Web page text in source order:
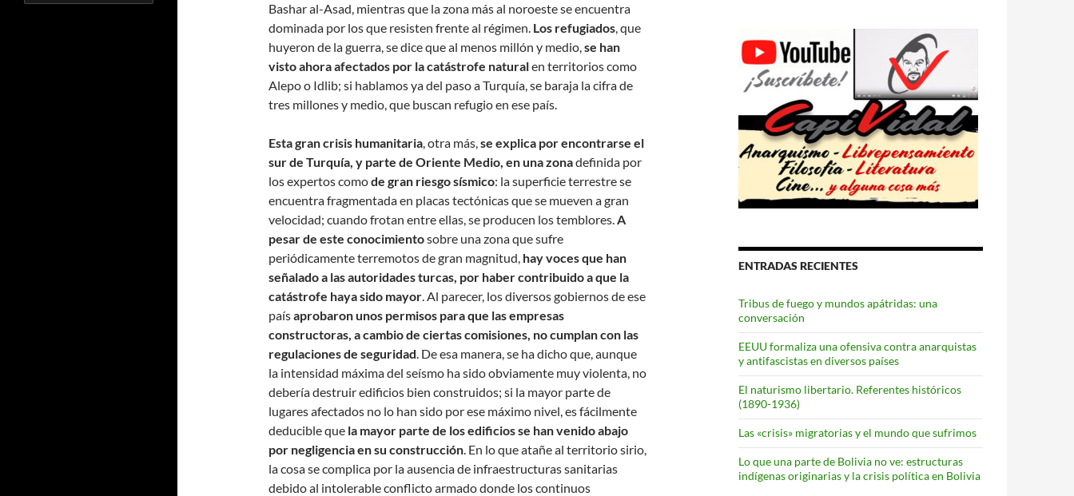
Bashar al-Asad, mientras que la zona más al noroeste se encuentra
dominada por los que resisten frente al régimen. Los refugiados, que
huyeron de la guerra, se dice que al menos millón y medio,se han
visto ahora afectados por la catástrofe naturalen territorios como
Alepo o Idlib; si hablamos ya del paso a Turquía, se baraja la cifra de
tres millones y medio, que buscan refugio en ese país.
Esta gran crisis humanitaria, otra más,se explica por encontrarse el
sur de Turquía, y parte de Oriente Medio, en una zonadefinida por
los expertos comode gran riesgo sísmico: la superficie terrestre se
encuentra fragmentada en placas tectónicas que se mueven a gran
velocidad; cuando frotan entre ellas, se producen los temblores.A
pesar de este conocimientosobre una zona que sufre
periódicamente terremotos de gran magnitud, hay voces que han
señalado a las autoridades turcas, por haber contribuido a que la
catástrofe haya sido mayor. Al parecer, los diversos gobiernos de ese
paísaprobaron unos permisos para que las empresas
constructoras, a cambio de ciertas comisiones, no cumplan con las
regulaciones de seguridad. De esa manera, se ha dicho que, aunque
la intensidad máxima del seísmo ha sido obviamente muy violenta, no
debería destruir edificios bien construidos; si la mayor parte de
lugares afectados no lo han sido por ese máximo nivel, es fácilmente
deducible que la mayor parte de los edificios se han venido abajo
por negligencia en su construcción. En lo que atañe al territorio sirio,
la cosa se complica por la ausencia de infraestructuras sanitarias
debido al intolerable conflicto armado donde los continuos
ENTRADAS RECIENTES
Tribus de fuego y mundos apátridas: una
conversación
EEUU formaliza una ofensiva contra anarquistas
y antifascistas en diversos países
El naturismo libertario. Referentes históricos
(1890-1936)
Las «crisis» migratorias y el mundo que sufrimos
Lo que una parte de Bolivia no ve: estructuras
indígenas originarias y la crisis política en Bolivia